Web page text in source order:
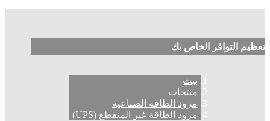
تعظيم التوافر الخاص بك
بيت
منتجات
مزود الطاقة الصناعية
مزود الطاقة غير المنقطع (UPS)